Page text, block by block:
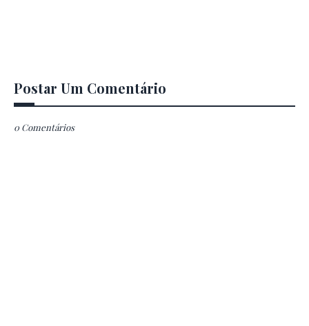
Postar Um Comentário
0 Comentários